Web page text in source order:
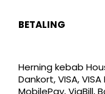
BETALING
Herning kebab
Dankort, VISA,
MobilePay, ViaBill,